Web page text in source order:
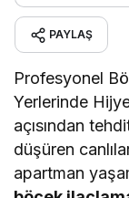
PAYLAŞ
Profesyonel
Yerlerinde
açısından
düşüren
apartman